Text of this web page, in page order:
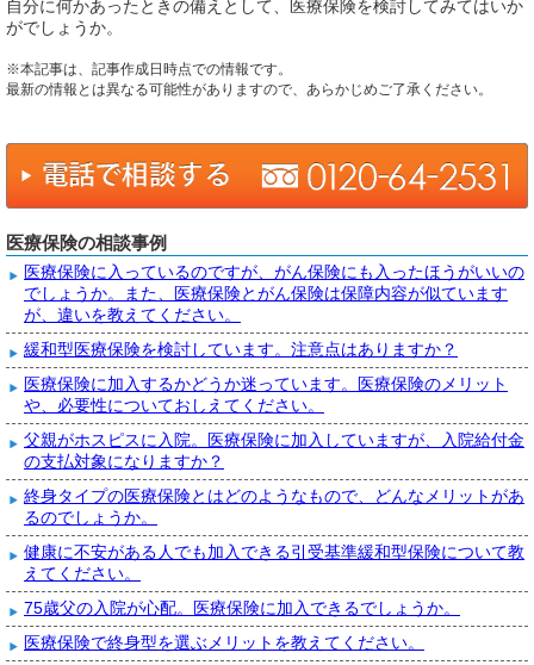
自分に何かあったときの備えとして、医療保険を検討してみてはいか
がでしょうか。
※本記事は、記事作成日時点での情報です。
最新の情報とは異なる可能性がありますので、あらかじめご了承ください。
医療保険の相談事例
医療保険に入っているのですが、がん保険にも入ったほうがいいの
でしょうか。また、医療保険とがん保険は保障内容が似ています
が、違いを教えてください。
緩和型医療保険を検討しています。注意点はありますか？
医療保険に加入するかどうか迷っています。医療保険のメリット
や、必要性についておしえてください。
父親がホスピスに入院。医療保険に加入していますが、入院給付金
の支払対象になりますか？
終身タイプの医療保険とはどのようなもので、どんなメリットがあ
るのでしょうか。
健康に不安がある人でも加入できる引受基準緩和型保険について教
えてください。
75歳父の入院が心配。医療保険に加入できるでしょうか。
医療保険で終身型を選ぶメリットを教えてください。